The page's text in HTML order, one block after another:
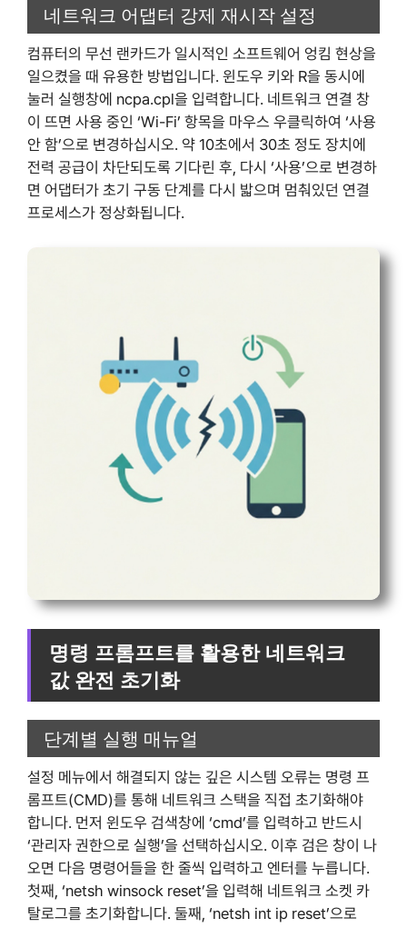
네트워크 어댑터 강제 재시작 설정
컴퓨터의 무선 랜카드가 일시적인 소프트웨어 엉킴 현상을
일으켰을 때 유용한 방법입니다. 윈도우 키와 R을 동시에
눌러 실행창에 ncpa.cpl을 입력합니다. 네트워크 연결 창
이 뜨면 사용 중인 ‘Wi-Fi’ 항목을 마우스 우클릭하여 ‘사용
안 함’으로 변경하십시오. 약 10초에서 30초 정도 장치에
전력 공급이 차단되도록 기다린 후, 다시 ‘사용’으로 변경하
면 어댑터가 초기 구동 단계를 다시 밟으며 멈춰있던 연결
프로세스가 정상화됩니다.
명령 프롬프트를 활용한 네트워크
값 완전 초기화
단계별 실행 매뉴얼
설정 메뉴에서 해결되지 않는 깊은 시스템 오류는 명령 프
롬프트(CMD)를 통해 네트워크 스택을 직접 초기화해야
합니다. 먼저 윈도우 검색창에 ‘cmd’를 입력하고 반드시
‘관리자 권한으로 실행’을 선택하십시오. 이후 검은 창이 나
오면 다음 명령어들을 한 줄씩 입력하고 엔터를 누릅니다.
첫째, ‘netsh winsock reset’을 입력해 네트워크 소켓 카
탈로그를 초기화합니다. 둘째, ‘netsh int ip reset’으로